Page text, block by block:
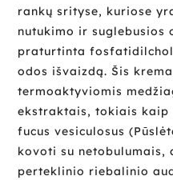
rankų srityse, kuriose
nutukimo ir suglebusios
praturtinta
odos išvaizdą. Šis
termoaktyviomis
ekstraktais, tokiais
fucus vesiculosus
kovoti su netobulumais,
perteklinio riebalinio